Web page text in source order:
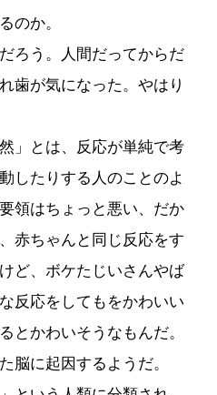
のか。
ろう。人間だってからだ
歯が気になった。やはり
」とは、反応が単純で考
したりする人のことのよ
領はちょっと悪い、だか
赤ちゃんと同じ反応をす
ど、ボケたじいさんやば
反応をしてもをかわいい
とかわいそうなもんだ。
脳に起因するようだ。